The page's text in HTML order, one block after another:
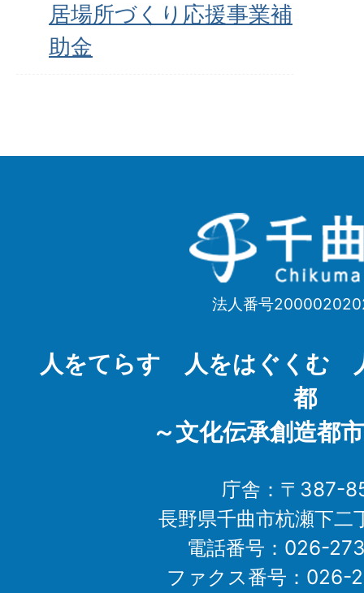
居場所づくり応援事業補
助金
千
曲
Chikuma
法人番号
人をてらす 人をはぐくむ
都
～文化伝承創造都
庁舎：〒387-
長野県千曲市杭瀬下二
電話番号：026-
ファクス番号：026-